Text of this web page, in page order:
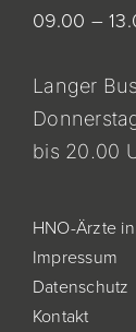
09.00 –
Langer
bis 20.00
HNO-Ärzte
Impressum
Datenschutz
Kontakt